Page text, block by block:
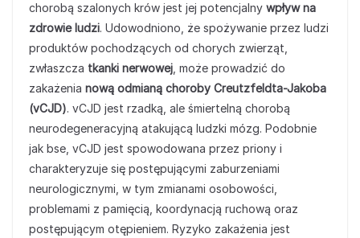
chorobą szalonych krów jest jej potencjalny wpływ na
zdrowie ludzi. Udowodniono, że spożywanie przez ludzi
produktów pochodzących od chorych zwierząt,
zwłaszcza tkanki nerwowej , może prowadzić do
zakażenia nową odmianą choroby Creutzfeldta-Jakoba
(vCJD). vCJD jest rzadką, ale śmiertelną chorobą
neurodegeneracyjną atakującą ludzki mózg. Podobnie
jak bse, vCJD jest spowodowana przez priony i
charakteryzuje się postępującymi zaburzeniami
neurologicznymi, w tym zmianami osobowości,
problemami z pamięcią, koordynacją ruchową oraz
postępującym otępieniem. Ryzyko zakażenia jest